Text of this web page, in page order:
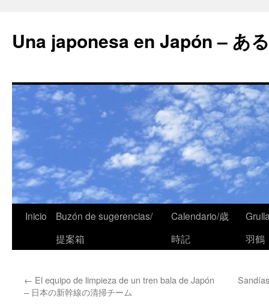
Una japonesa en Japón – あ
Inicio
Buzón de sugerencias/
提案箱
Calendario/歳
時記
羽鶴
← El equipo de limpieza de un tren bala de Japón
– 日本の新幹線の清掃チーム